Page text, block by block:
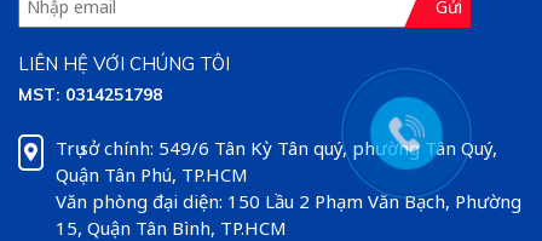
Gửi
LIÊN HỆ VỚI CHÚNG TÔI
MST: 0314251798
Trụ sở chính: 549/6 Tân Kỳ Tân quý, phường Tân Quý,
Quận Tân Phú, TP.HCM
Văn phòng đại diện: 150 Lầu 2 Phạm Văn Bạch, Phường
15, Quận Tân Bình, TP.HCM